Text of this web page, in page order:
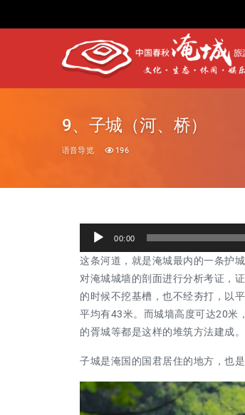
9、子城（河、桥）
语音导览 196
播
放
器
00:00
这条河道，就是淹城最内的一条护
对淹城城墙的剖面进行分析考证，
的时候不挖基槽，也不经夯打，以
平均有43米。而城墙高度可达20米
的胥城等都是这样的堆筑方法建成。
子城是淹国的国君居住的地方，也是